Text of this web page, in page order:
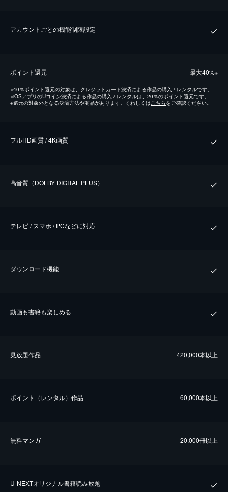
アカウントごとの機能制限設定
ポイント還元 最⼤40%※
※40％ポイント還元の対象は、クレジットカード決済による作品の購入 / レンタルです。
※iOSアプリのUコイン決済による作品の購入 / レンタルは、20％のポイント還元です。
※還元の対象外となる決済方法や商品があります。くわしくはこちらをご確認ください。
フルHD画質 / 4K画質
⾼⾳質（DOLBY DIGITAL PLUS）
テレビ / スマホ / PCなどに対応
ダウンロード機能
動画も書籍も楽しめる
⾒放題作品 420,000本以上
ポイント（レンタル）作品 60,000本以上
無料マンガ 20,000冊以上
U-NEXTオリジナル書籍読み放題